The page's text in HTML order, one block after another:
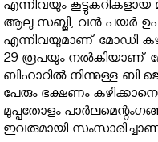
എന്നിവയും
ആലു സബ്ജി, വന്‍ പയര്‍
എന്നിവയുമാണ് മോഡി
29 രൂപയും നല്‍കിയാണ്
ബിഹാറില്‍ നിന്നുള്ള
പേരും ഭക്ഷണം
മുപ്പതോളം
ഇവരുമായി